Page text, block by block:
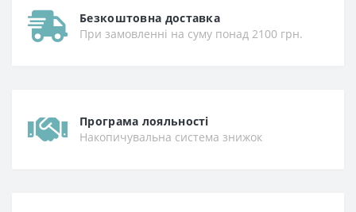
Безкоштовна доставка
При замовленні на суму понад 2100 грн.
Програма лояльності
Накопичувальна система знижок